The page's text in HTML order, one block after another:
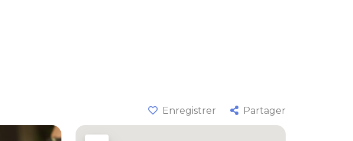
Enregistrer Partager